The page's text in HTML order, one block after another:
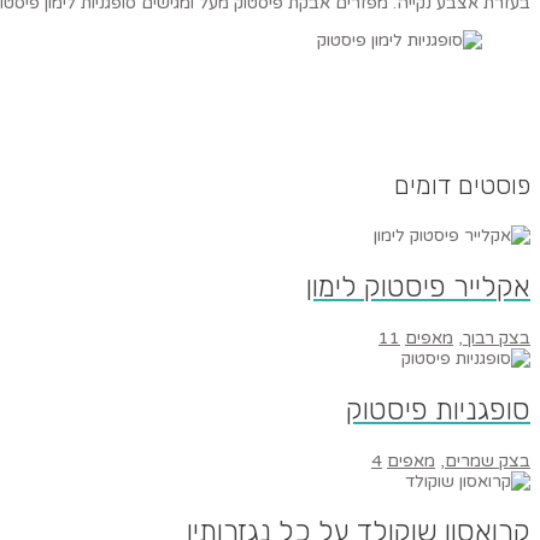
פוסטים דומים
אקלייר פיסטוק לימון
בצק רבוך, מאפים 11
סופגניות פיסטוק
בצק שמרים, מאפים 4
קרואסון שוקולד על כל נגזרותיו